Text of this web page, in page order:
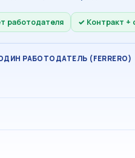
работодателя Контракт +
ОДИН РАБОТОДАТЕЛЬ (FERRERO)